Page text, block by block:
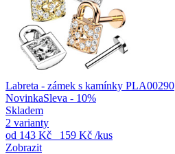
Labreta - zámek s kamínky PLA00290
NovinkaSleva - 10%
Skladem
2 varianty
od 143 Kč 159 Kč /kus
Zobrazit